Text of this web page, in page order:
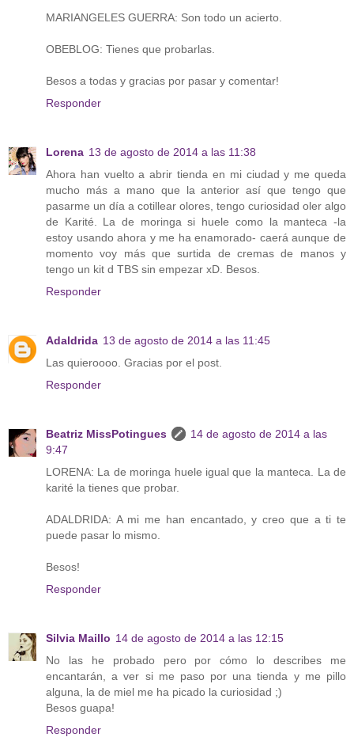
MARIANGELES GUERRA: Son todo un acierto.
OBEBLOG: Tienes que probarlas.
Besos a todas y gracias por pasar y comentar!
Responder
Lorena 13 de agosto de 2014 a las 11:38
Ahora han vuelto a abrir tienda en mi ciudad y me queda
mucho más a mano que la anterior así que tengo que
pasarme un día a cotillear olores, tengo curiosidad oler algo
de Karité. La de moringa si huele como la manteca -la
estoy usando ahora y me ha enamorado- caerá aunque de
momento voy más que surtida de cremas de manos y
tengo un kit d TBS sin empezar xD. Besos.
Responder
Adaldrida 13 de agosto de 2014 a las 11:45
Las quieroooo. Gracias por el post.
Responder
Beatriz MissPotingues
14 de agosto de 2014 a las
9:47
LORENA: La de moringa huele igual que la manteca. La de
karité la tienes que probar.
ADALDRIDA: A mi me han encantado, y creo que a ti te
puede pasar lo mismo.
Besos!
Responder
Silvia Maillo 14 de agosto de 2014 a las 12:15
No las he probado pero por cómo lo describes me
encantarán, a ver si me paso por una tienda y me pillo
alguna, la de miel me ha picado la curiosidad ;)
Besos guapa!
Responder